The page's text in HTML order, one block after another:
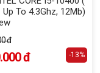
Up To 4.3Ghz, 12Mb)
đ
đ -13%